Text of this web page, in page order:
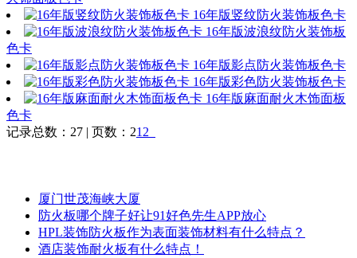
16年版竖纹防火装饰板色卡
16年版波浪纹防火装饰板
色卡
16年版影点防火装饰板色卡
16年版彩色防火装饰板色卡
16年版麻面耐火木饰面板
色卡
记录总数：27 | 页数：21 2
厦门世茂海峡大厦
防火板哪个牌子好让91好色先生APP放心
HPL装饰防火板作为表面装饰材料有什么特点？
酒店装饰耐火板有什么特点！